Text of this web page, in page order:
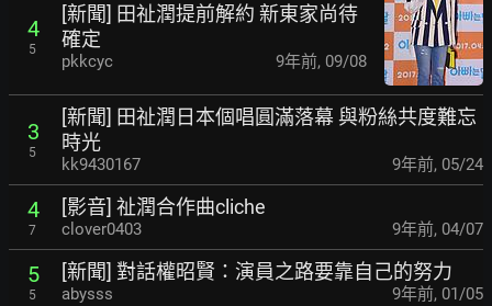
4
5
[新聞] 田祉潤提前解約 新東家尚待
確定
pkkcyc 9年前, 09/08
3
5
[新聞] 田祉潤日本個唱圓滿落幕 與粉絲共度難忘
時光
kk9430167 9年前, 05/24
4
7
[影音] 祉潤合作曲cliche
clover0403 9年前, 04/07
5
5
[新聞] 對話權昭賢：演員之路要靠自己的努力
abysss 9年前, 01/05